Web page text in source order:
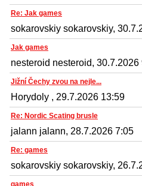
Re: Jak games
sokarovskiy sokarovskiy,
Jak games
nesteroid nesteroid, 30.7.2026
Jižní Čechy zvou na nejle...
Horydoly , 29.7.2026 13:59
Re: Nordic Scating brusle
jalann jalann, 28.7.2026 7:05
Re: games
sokarovskiy sokarovskiy,
games